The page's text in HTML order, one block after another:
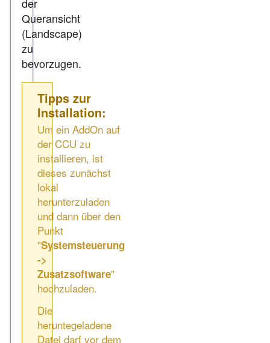
Queransicht
(Landscape)
zu
bevorzugen.
Tipps zur
Installation:
Um ein AddOn auf
der CCU zu
installieren, ist
dieses zunächst
lokal
herunterzuladen
und dann über den
Punkt
"Systemsteuerung
->
Zusatzsoftware"
hochzuladen.
Die
heruntegeladene
Datei darf vor dem